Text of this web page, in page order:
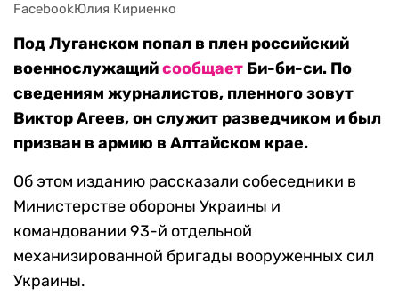
FacebookЮлия Кириенко
Под Луганском попал в плен российский
военнослужащийсообщает Би-би-си. По
сведениям журналистов, пленного зовут
Виктор Агеев, он служит разведчиком и был
призван в армию в Алтайском крае.
Об этом изданию рассказали собеседники в
Министерстве обороны Украины и
командовании 93-й отдельной
механизированной бригады вооруженных сил
Украины.